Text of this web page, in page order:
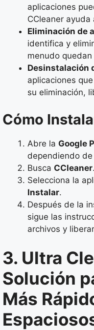
aplicaciones
CCleaner
Eliminación de
identifica y
menudo
Desinstalación
aplicaciones
su eliminación,
Cómo
Abre la Google
dependiendo
Busca CCleaner.
Selecciona la
Instalar.
Después de la
sigue las
archivos y
3. Ultra
Solución
Más